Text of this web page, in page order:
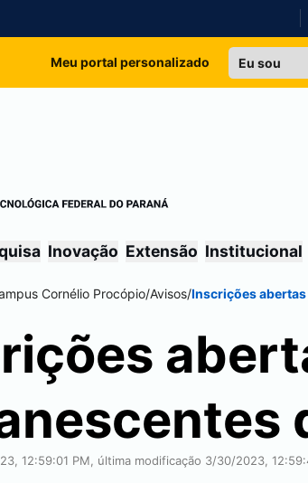
Meu portal personalizado
Inovação Extensão Institucional
Cornélio Procópio/Avisos/Inscrições
12:59:01 PM, última modificação 3/30/2023,